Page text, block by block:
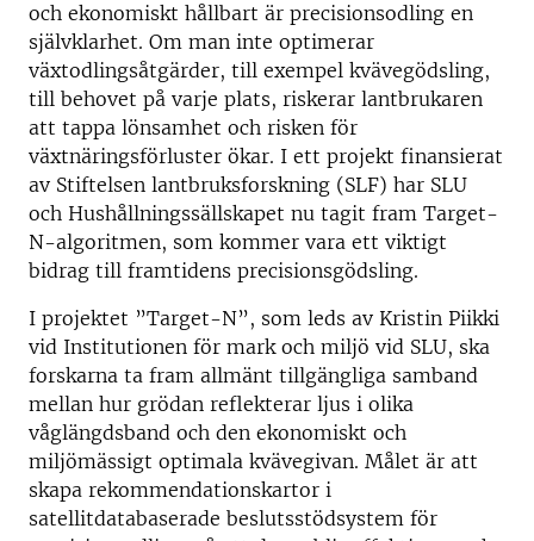
och ekonomiskt hållbart är precisionsodling en
självklarhet. Om man inte optimerar
växtodlingsåtgärder, till exempel kvävegödsling,
till behovet på varje plats, riskerar lantbrukaren
att tappa lönsamhet och risken för
växtnäringsförluster ökar. I ett projekt finansierat
av Stiftelsen lantbruksforskning (SLF) har SLU
och Hushållningssällskapet nu tagit fram Target-
N-algoritmen, som kommer vara ett viktigt
bidrag till framtidens precisionsgödsling.
I projektet ”Target-N”, som leds av Kristin Piikki
vid Institutionen för mark och miljö vid SLU, ska
forskarna ta fram allmänt tillgängliga samband
mellan hur grödan reflekterar ljus i olika
våglängdsband och den ekonomiskt och
miljömässigt optimala kvävegivan. Målet är att
skapa rekommendationskartor i
satellitdatabaserade beslutsstödsystem för